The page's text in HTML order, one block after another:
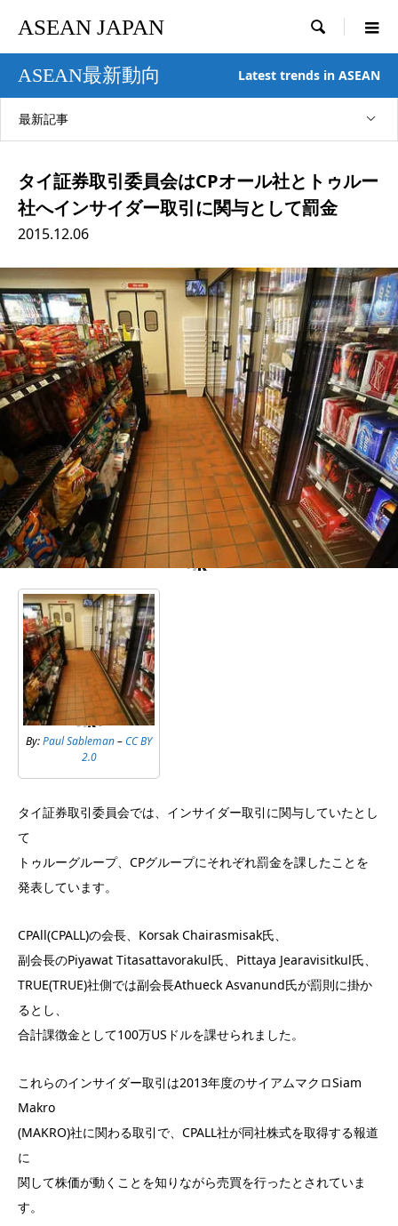
ASEAN JAPAN 
ASEAN最新動向 Latest trends in ASEAN
最新記事
タイ証券取引委員会はCPオール社とトゥルー
社へインサイダー取引に関与として罰金
2015.12.06
By:Paul Sableman–CC BY
2.0
タイ証券取引委員会では、インサイダー取引に関与していたとし
て
トゥルーグループ、CPグループにそれぞれ罰金を課したことを
発表しています。
CPAll(CPALL)の会長、Korsak Chairasmisak氏、
副会長のPiyawat Titasattavorakul氏、Pittaya Jearavisitkul氏、
TRUE(TRUE)社側では副会長Athueck Asvanund氏が罰則に掛か
るとし、
合計課徴金として100万USドルを課せられました。
これらのインサイダー取引は2013年度のサイアムマクロSiam
Makro
(MAKRO)社に関わる取引で、CPALL社が同社株式を取得する報道
に
関して株価が動くことを知りながら売買を行ったとされていま
す。